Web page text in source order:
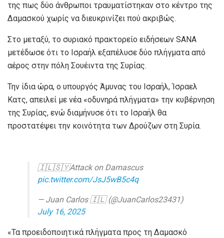
της πως δύο άνθρωποι τραυματίστηκαν στο κέντρο της
Δαμασκού χωρίς να διευκρινίζει πού ακριβώς.
Στο μεταξύ, το συριακό πρακτορείο ειδήσεων SANA
μετέδωσε ότι το Ισραήλ εξαπέλυσε δύο πλήγματα από
αέρος στην πόλη Σουέιντα της Συρίας.
Την ίδια ώρα, ο υπουργός Άμυνας του Ισραήλ, Ίσραελ
Κατς, απειλεί με νέα «οδυνηρά πλήγματα» την κυβέρνηση
της Συρίας, ενώ διαμήνυσε ότι το Ισραήλ θα
προστατέψει την κοινότητα των Δρούζων στη Συρία.
🇮🇱🇸🇾Attack on Damascus
pic.twitter.com/JsJ5wB5c4q
— Juan Carlos 🇮🇱 (@JuanCarlos23431)
July 16, 2025
«Τα προειδοποιητικά πλήγματα προς τη Δαμασκό